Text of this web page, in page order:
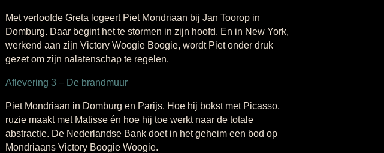
Met verloofde Greta logeert Piet Mondriaan bij Jan Toorop in
Domburg. Daar begint het te stormen in zijn hoofd. En in New York,
werkend aan zijn Victory Woogie Boogie, wordt Piet onder druk
gezet om zijn nalatenschap te regelen.
Aflevering 3 – De brandmuur
Piet Mondriaan in Domburg en Parijs. Hoe hij bokst met Picasso,
ruzie maakt met Matisse én hoe hij toe werkt naar de totale
abstractie. De Nederlandse Bank doet in het geheim een bod op
Mondriaans Victory Boogie Woogie.